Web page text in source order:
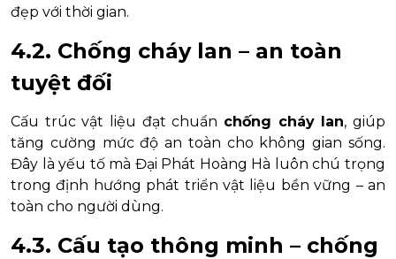
đẹp với thời gian.
4.2. Chống cháy lan – an toàn
tuyệt đối
Cấu trúc vật liệu đạt chuẩn chống cháy lan, giúp
tăng cường mức độ an toàn cho không gian sống.
Đây là yếu tố mà Đại Phát Hoàng Hà luôn chú trọng
trong định hướng phát triển vật liệu bền vững – an
toàn cho người dùng.
4.3. Cấu tạo thông minh – chống